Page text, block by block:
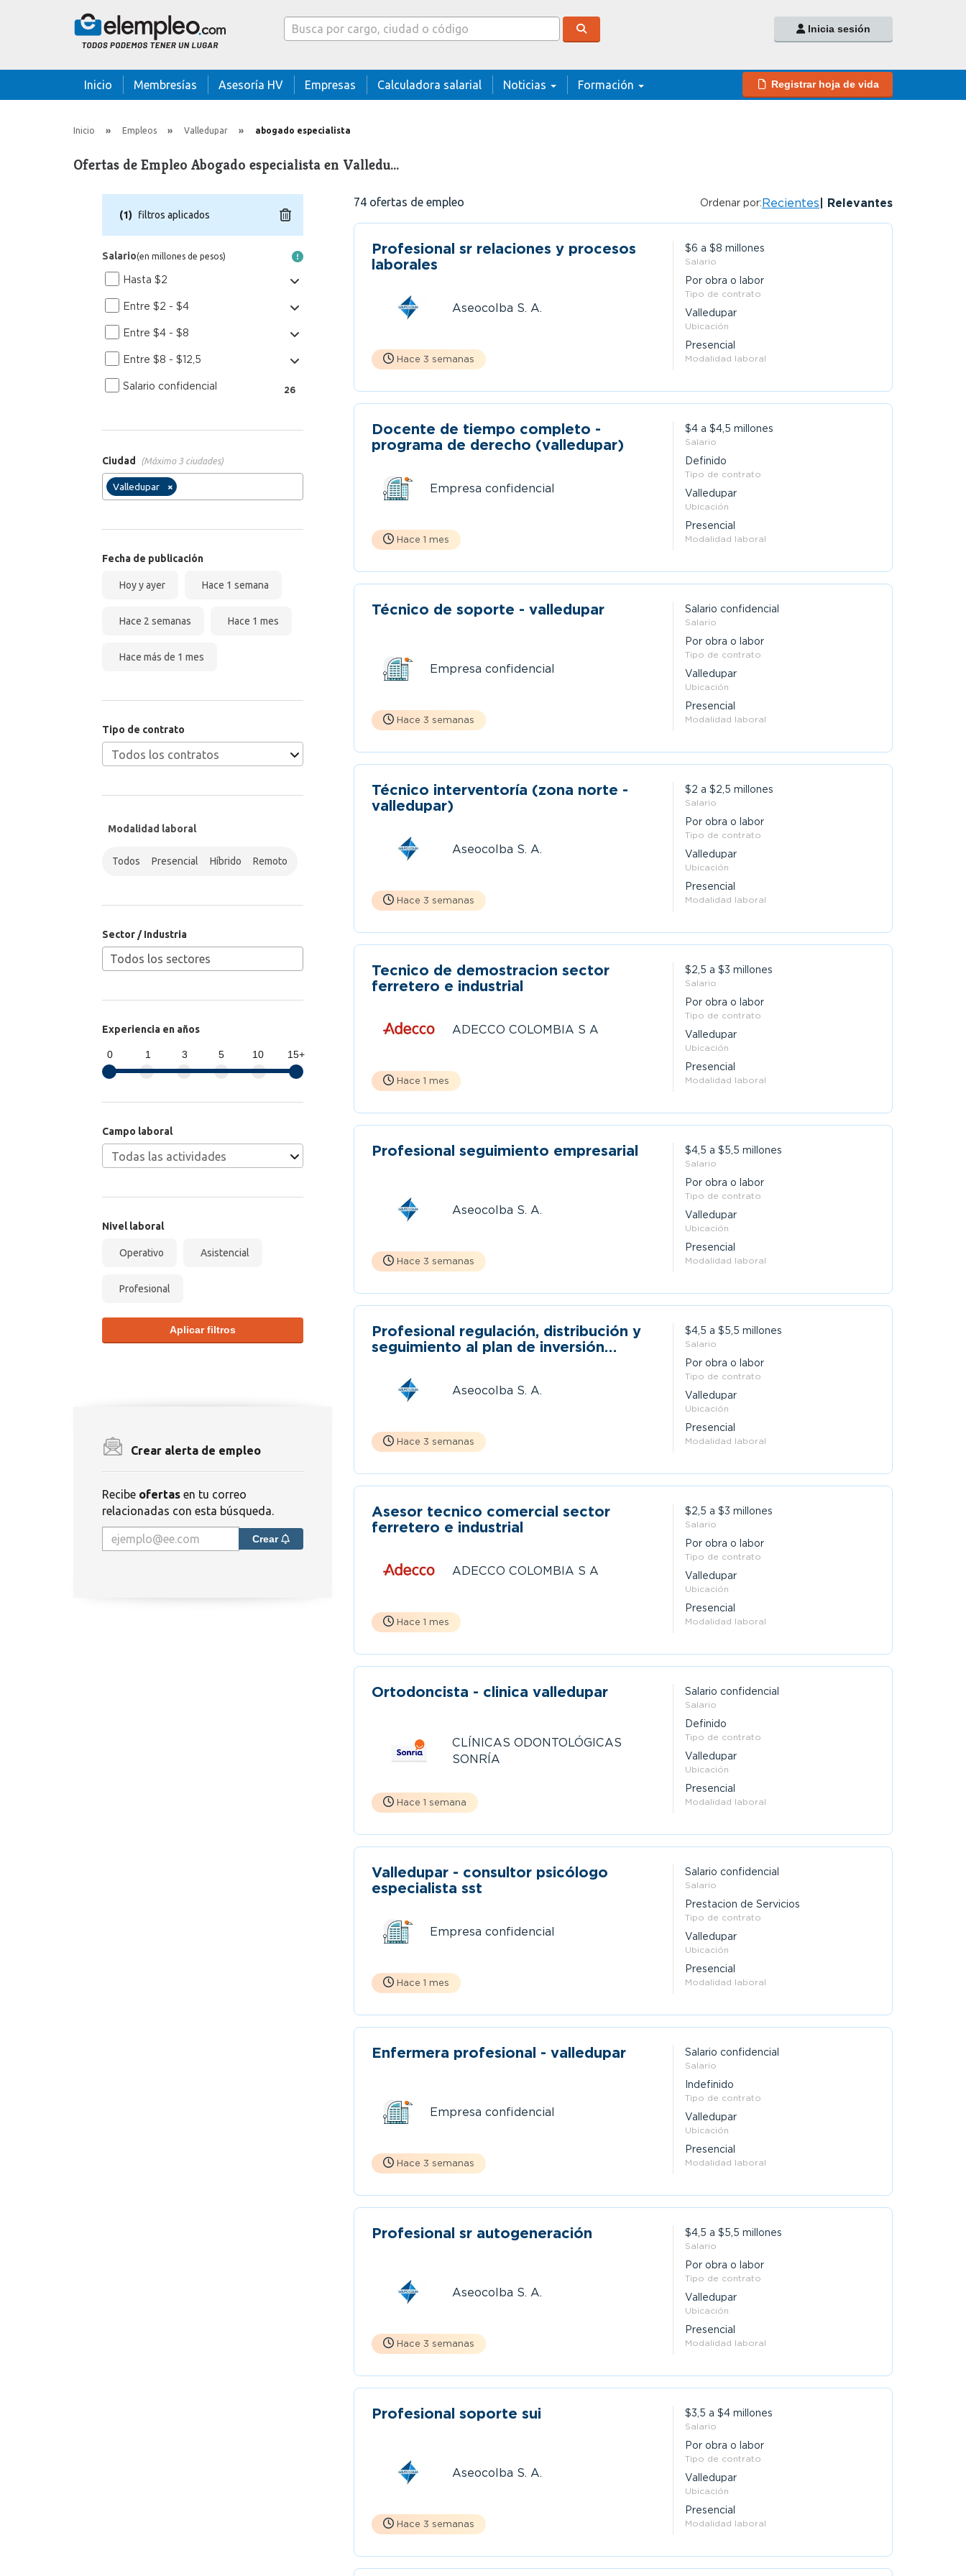
Caja buscador
Inicia sesión
Inicio Membresías Asesoría HV Empresas Calculadora salarial Noticias Formación Registrar hoja de vida
Inicio Empleos Valledupar abogado especialista
Ofertas de Empleo Abogado especialista en Valledu…
74 ofertas de empleo Ordenar por:Recientes Relevantes
Profesional sr relaciones y procesos
laborales
Aseocolba S. A.
Hace 3 semanas
$6 a $8 millones
Salario
Por obra o labor
Tipo de contrato
Valledupar
Ubicación
Presencial
Modalidad laboral
Docente de tiempo completo -
programa de derecho (valledupar)
Empresa confidencial
Hace 1 mes
$4 a $4,5 millones
Salario
Definido
Tipo de contrato
Valledupar
Ubicación
Presencial
Modalidad laboral
Técnico de soporte - valledupar
Empresa confidencial
Hace 3 semanas
Salario confidencial
Salario
Por obra o labor
Tipo de contrato
Valledupar
Ubicación
Presencial
Modalidad laboral
Técnico interventoría (zona norte -
valledupar)
Aseocolba S. A.
Hace 3 semanas
$2 a $2,5 millones
Salario
Por obra o labor
Tipo de contrato
Valledupar
Ubicación
Presencial
Modalidad laboral
Tecnico de demostracion sector
ferretero e industrial
ADECCO COLOMBIA S A
Hace 1 mes
$2,5 a $3 millones
Salario
Por obra o labor
Tipo de contrato
Valledupar
Ubicación
Presencial
Modalidad laboral
Profesional seguimiento empresarial
Aseocolba S. A.
Hace 3 semanas
$4,5 a $5,5 millones
Salario
Por obra o labor
Tipo de contrato
Valledupar
Ubicación
Presencial
Modalidad laboral
Profesional regulación, distribución y
seguimiento al plan de inversión
Aseocolba S. A.
Hace 3 semanas
$4,5 a $5,5 millones
Salario
Por obra o labor
Tipo de contrato
Valledupar
Ubicación
Presencial
Modalidad laboral
Asesor tecnico comercial sector
ferretero e industrial
ADECCO COLOMBIA S A
Hace 1 mes
$2,5 a $3 millones
Salario
Por obra o labor
Tipo de contrato
Valledupar
Ubicación
Presencial
Modalidad laboral
Ortodoncista - clinica valledupar
CLÍNICAS ODONTOLÓGICAS
SONRÍA
Hace 1 semana
Salario confidencial
Salario
Definido
Tipo de contrato
Valledupar
Ubicación
Presencial
Modalidad laboral
Valledupar - consultor psicólogo
especialista sst
Empresa confidencial
Hace 1 mes
Salario confidencial
Salario
Prestacion de Servicios
Tipo de contrato
Valledupar
Ubicación
Presencial
Modalidad laboral
Enfermera profesional - valledupar
Empresa confidencial
Hace 3 semanas
Salario confidencial
Salario
Indefinido
Tipo de contrato
Valledupar
Ubicación
Presencial
Modalidad laboral
Profesional sr autogeneración
Aseocolba S. A.
Hace 3 semanas
$4,5 a $5,5 millones
Salario
Por obra o labor
Tipo de contrato
Valledupar
Ubicación
Presencial
Modalidad laboral
Profesional soporte sui
Aseocolba S. A.
Hace 3 semanas
$3,5 a $4 millones
Salario
Por obra o labor
Tipo de contrato
Valledupar
Ubicación
Presencial
Modalidad laboral
(1) filtros aplicados
Salario(en millones de pesos)
Hasta $2
Entre $2 - $4
Entre $4 - $8
Entre $8 - $12,5
Salario confidencial 26
Ciudad (Máximo 3 ciudades)
×
Valledupar
Fecha de publicación
Hoy y ayer Hace 1 semana
Hace 2 semanas Hace 1 mes
Hace más de 1 mes
Tipo de contrato
Modalidad laboral
Todos Presencial Híbrido Remoto
Sector / Industria
Experiencia en años
0 1 3 5 10 15+
Campo laboral
Nivel laboral
Operativo Asistencial
Profesional
Aplicar filtros
Crear alerta de empleo
Recibe ofertas en tu correo
relacionadas con esta búsqueda.
Crear